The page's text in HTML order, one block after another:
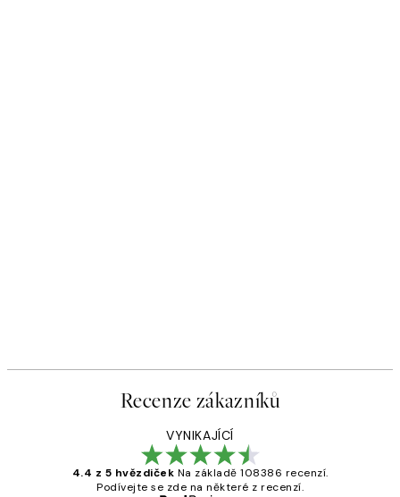
Recenze zákazníků
VYNIKAJÍCÍ
4.4 z 5 hvězdiček Na základě 108386 recenzí.
Podívejte se zde na některé z recenzí.